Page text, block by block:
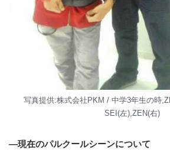
写真提供:株式会社PKM / 中学3年生の時
SEI(左),ZEN(右)
―現在のパルクールシーンについて